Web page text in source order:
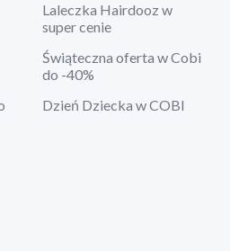
Laleczka Hairdooz w
super cenie
Świąteczna oferta w Cobi
do -40%
Dzień Dziecka w COBI